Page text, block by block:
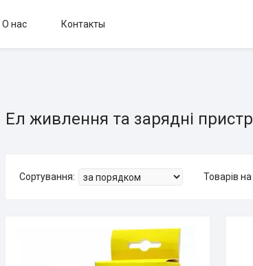
О нас Контакты
Ел живлення та зарядні